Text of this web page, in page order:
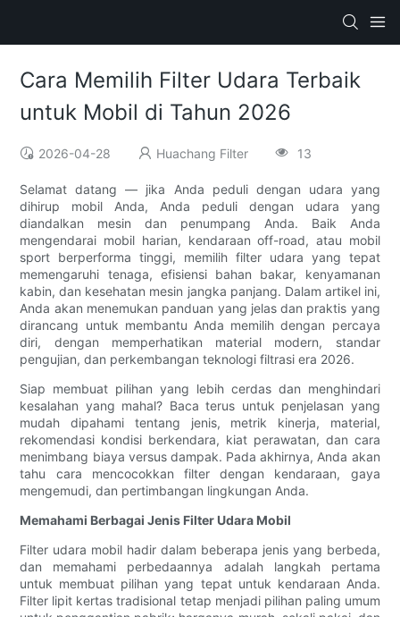
Cara Memilih Filter Udara Terbaik
untuk Mobil di Tahun 2026
2026-04-28 Huachang Filter 13
Selamat datang — jika Anda peduli dengan udara yang
dihirup mobil Anda, Anda peduli dengan udara yang
diandalkan mesin dan penumpang Anda. Baik Anda
mengendarai mobil harian, kendaraan off-road, atau mobil
sport berperforma tinggi, memilih filter udara yang tepat
memengaruhi tenaga, efisiensi bahan bakar, kenyamanan
kabin, dan kesehatan mesin jangka panjang. Dalam artikel ini,
Anda akan menemukan panduan yang jelas dan praktis yang
dirancang untuk membantu Anda memilih dengan percaya
diri, dengan memperhatikan material modern, standar
pengujian, dan perkembangan teknologi filtrasi era 2026.
Siap membuat pilihan yang lebih cerdas dan menghindari
kesalahan yang mahal? Baca terus untuk penjelasan yang
mudah dipahami tentang jenis, metrik kinerja, material,
rekomendasi kondisi berkendara, kiat perawatan, dan cara
menimbang biaya versus dampak. Pada akhirnya, Anda akan
tahu cara mencocokkan filter dengan kendaraan, gaya
mengemudi, dan pertimbangan lingkungan Anda.
Memahami Berbagai Jenis Filter Udara Mobil
Filter udara mobil hadir dalam beberapa jenis yang berbeda,
dan memahami perbedaannya adalah langkah pertama
untuk membuat pilihan yang tepat untuk kendaraan Anda.
Filter lipit kertas tradisional tetap menjadi pilihan paling umum